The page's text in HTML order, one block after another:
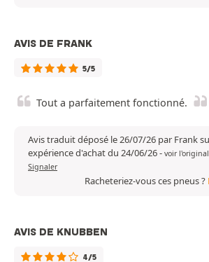
AVIS DE FRANK
5/5
Tout a parfaitement fonctionné.
Avis traduit déposé le 26/07/26 par Frank
expérience d'achat du 24/06/26- voir
Signaler
Racheteriez-vous ces pneus ?
AVIS DE KNUBBEN
4/5